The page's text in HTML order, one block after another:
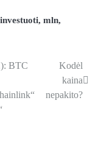
investuoti, mln,
BTC
Kodėl
kaina
nepakito?